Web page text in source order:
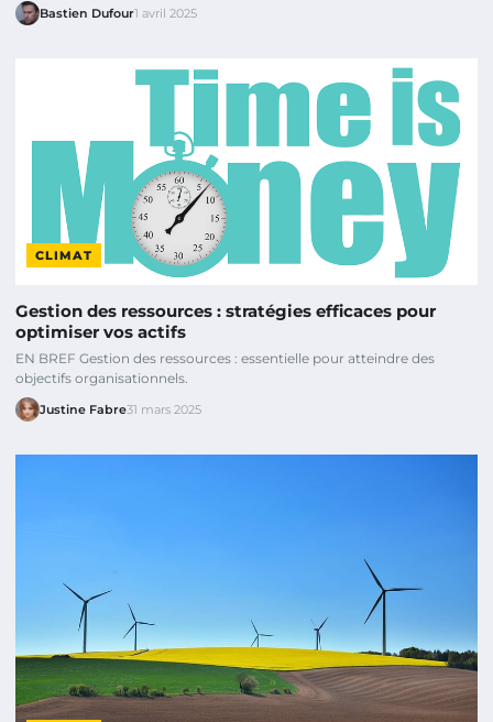
Bastien Dufour1 avril 2025
CLIMAT
Gestion des ressources : stratégies efficaces pour
optimiser vos actifs
EN BREF Gestion des ressources : essentielle pour atteindre des
objectifs organisationnels.
Justine Fabre31 mars 2025